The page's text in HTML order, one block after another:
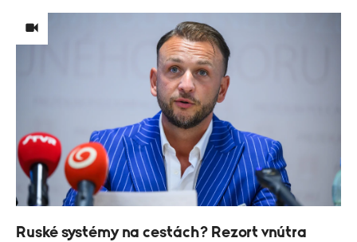
Ruské systémy na cestách? Rezort vnútra